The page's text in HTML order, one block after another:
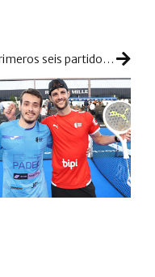
Primeros seis partidos para ver las caras nuevas de esta temporada